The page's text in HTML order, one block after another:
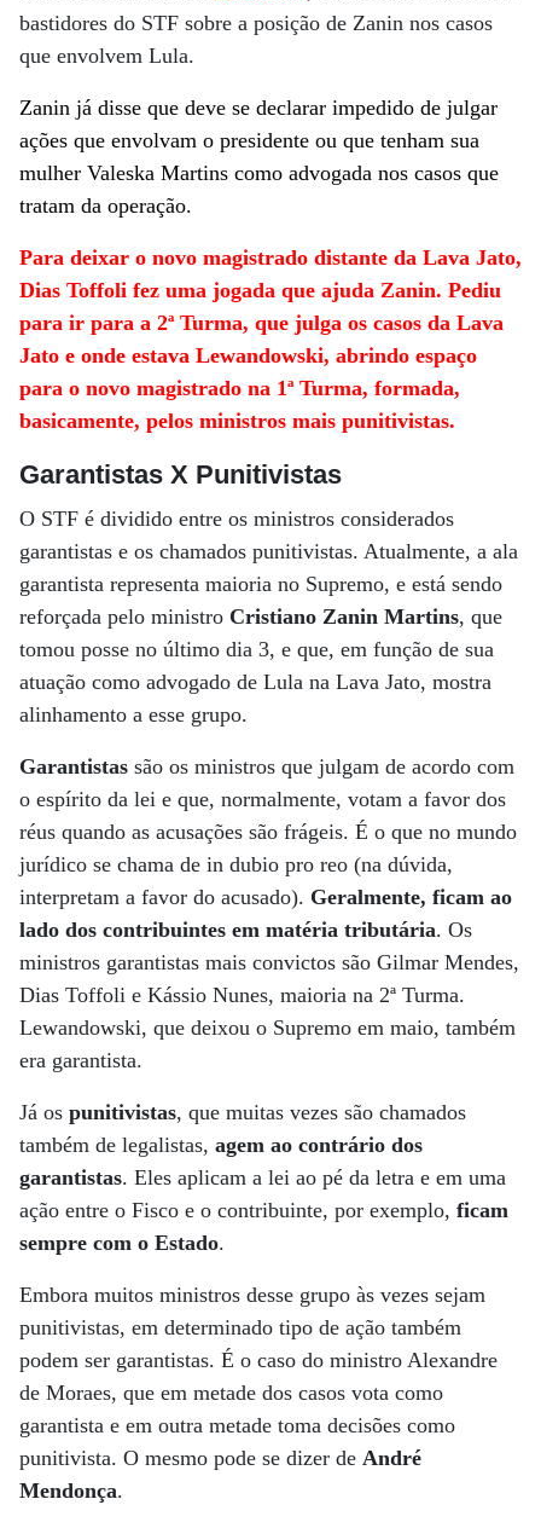
bastidores do STF sobre a posição de Zanin nos casos
que envolvem Lula.
Zanin já disse que deve se declarar impedido de julgar
ações que envolvam o presidente ou que tenham sua
mulher Valeska Martins como advogada nos casos que
tratam da operação.
Para deixar o novo magistrado distante da Lava Jato,
Dias Toffoli fez uma jogada que ajuda Zanin. Pediu
para ir para a 2ª Turma, que julga os casos da Lava
Jato e onde estava Lewandowski, abrindo espaço
para o novo magistrado na 1ª Turma, formada,
basicamente, pelos ministros mais punitivistas.
Garantistas X Punitivistas
O STF é dividido entre os ministros considerados
garantistas e os chamados punitivistas. Atualmente, a ala
garantista representa maioria no Supremo, e está sendo
reforçada pelo ministro Cristiano Zanin Martins, que
tomou posse no último dia 3, e que, em função de sua
atuação como advogado de Lula na Lava Jato, mostra
alinhamento a esse grupo.
Garantistas são os ministros que julgam de acordo com
o espírito da lei e que, normalmente, votam a favor dos
réus quando as acusações são frágeis. É o que no mundo
jurídico se chama de in dubio pro reo (na dúvida,
interpretam a favor do acusado). Geralmente, ficam ao
lado dos contribuintes em matéria tributária. Os
ministros garantistas mais convictos são Gilmar Mendes,
Dias Toffoli e Kássio Nunes, maioria na 2ª Turma.
Lewandowski, que deixou o Supremo em maio, também
era garantista.
Já os punitivistas, que muitas vezes são chamados
também de legalistas, agem ao contrário dos
garantistas. Eles aplicam a lei ao pé da letra e em uma
ação entre o Fisco e o contribuinte, por exemplo, ficam
sempre com o Estado.
Embora muitos ministros desse grupo às vezes sejam
punitivistas, em determinado tipo de ação também
podem ser garantistas. É o caso do ministro Alexandre
de Moraes, que em metade dos casos vota como
garantista e em outra metade toma decisões como
punitivista. O mesmo pode se dizer de André
Mendonça.